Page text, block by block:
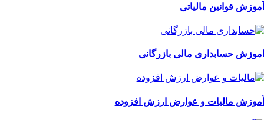
آموزش قوانین مالیاتی
اموزش حسابداری مالی بازرگانی
آموزش مالیات و عوارض ارزش افزوده